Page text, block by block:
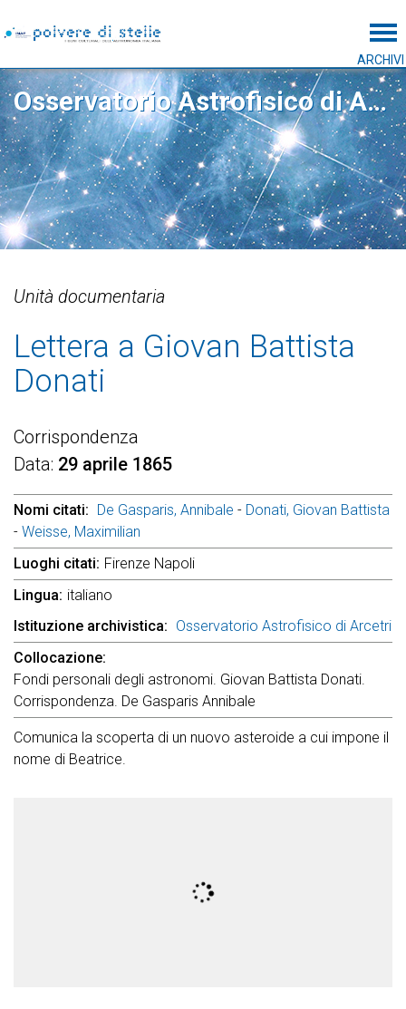
ARCHIVI
Osservatorio Astrofisico di Arcetri
Unità documentaria
Lettera a Giovan Battista
Donati
Corrispondenza
Data 29 aprile 1865
Nomi citati De Gasparis, Annibale - Donati, Giovan Battista
- Weisse, Maximilian
Luoghi citati Firenze Napoli
Lingua italiano
Istituzione archivistica
Osservatorio Astrofisico di Arcetri
Collocazione
Fondi personali degli astronomi. Giovan Battista Donati.
Corrispondenza. De Gasparis Annibale
Comunica la scoperta di un nuovo asteroide a cui impone il
nome di Beatrice.